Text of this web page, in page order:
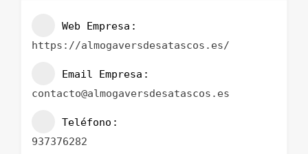
Web Empresa
https://almogaversdesatascos.es/
Email Empresa
contacto@almogaversdesatascos.es
Teléfono
937376282